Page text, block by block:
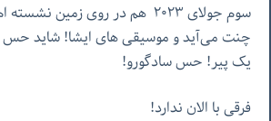
سوم جولای ٢٠٢٣ هم در روی زمین
چنت می‌آید و موسیقی های ایشا! شاید
یک پیر! حس سادگورو!
فرقی با الان ندارد!